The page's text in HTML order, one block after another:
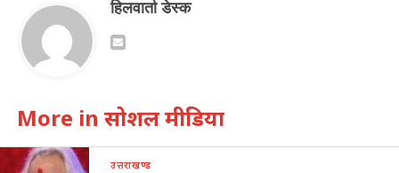
हिलवार्ता डेस्क
More in सोशल मीडिया
उत्तराखण्ड